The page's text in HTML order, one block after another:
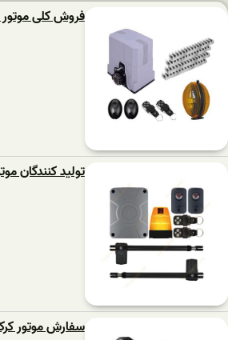
فروش کلی موتور
تولید کنندگان
سفارش موتور